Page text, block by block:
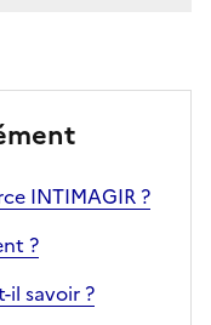
INTIMAGIR ?
?
il savoir ?